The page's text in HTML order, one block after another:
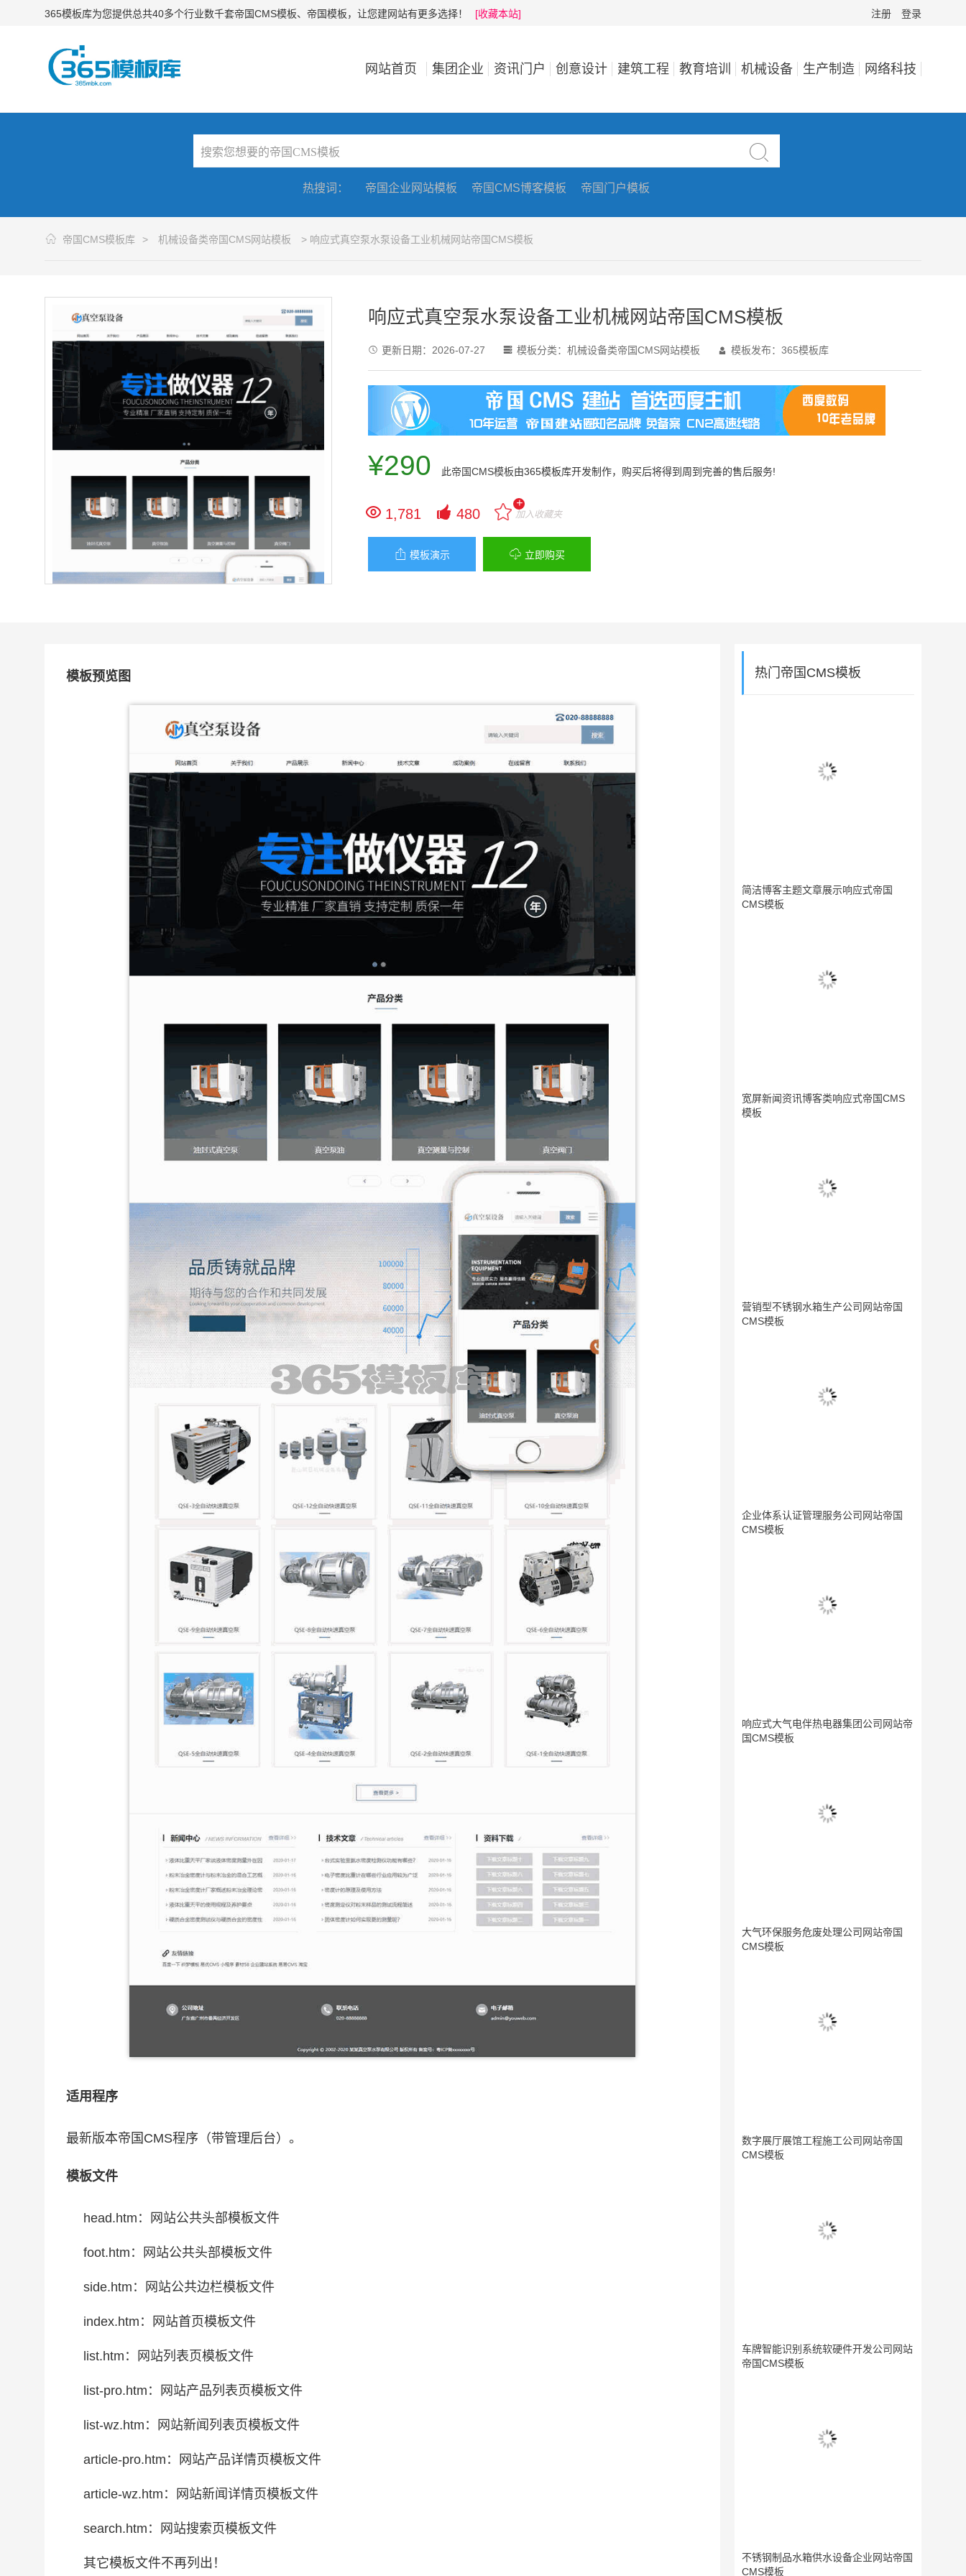
365模板库为您提供总共40多个行业数千套帝国CMS模板、帝国模板，让您建网站有更多选择！ [收藏本站] 注册 登录
网站首页 集团企业 资讯门户 创意设计 建筑工程 教育培训 机械设备 生产制造 网络科技

热搜词： 帝国企业网站模板 帝国CMS博客模板 帝国门户模板
帝国CMS模板库 > 机械设备类帝国CMS网站模板 > 响应式真空泵水泵设备工业机械网站帝国CMS模板
响应式真空泵水泵设备工业机械网站帝国CMS模板
 更新日期： 2026-07-27  模板分类： 机械设备类帝国CMS网站模板  模板发布：365模板库
¥290 此帝国CMS模板由365模板库开发制作，购买后将得到周到完善的售后服务!
 1,781  480
+
加入收藏夹
 模板演示  立即购买
模板预览图
适用程序
最新版本帝国CMS程序（带管理后台）。
模板文件
head.htm：网站公共头部模板文件
foot.htm：网站公共头部模板文件
side.htm：网站公共边栏模板文件
index.htm：网站首页模板文件
list.htm：网站列表页模板文件
list-pro.htm：网站产品列表页模板文件
list-wz.htm：网站新闻列表页模板文件
article-pro.htm：网站产品详情页模板文件
article-wz.htm：网站新闻详情页模板文件
search.htm：网站搜索页模板文件
其它模板文件不再列出！
热门帝国CMS模板
简洁博客主题文章展示响应式帝国
CMS模板
宽屏新闻资讯博客类响应式帝国CMS
模板
营销型不锈钢水箱生产公司网站帝国
CMS模板
企业体系认证管理服务公司网站帝国
CMS模板
响应式大气电伴热电器集团公司网站帝
国CMS模板
大气环保服务危废处理公司网站帝国
CMS模板
数字展厅展馆工程施工公司网站帝国
CMS模板
车牌智能识别系统软硬件开发公司网站
帝国CMS模板
不锈钢制品水箱供水设备企业网站帝国
CMS模板